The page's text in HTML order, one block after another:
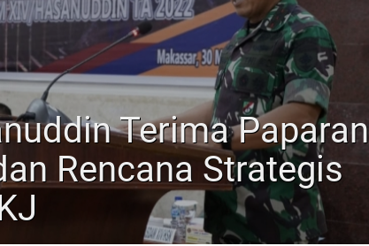
Terima Paparan
Rencana Strategis